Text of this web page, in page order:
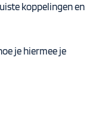
koppelingen en
je hiermee je